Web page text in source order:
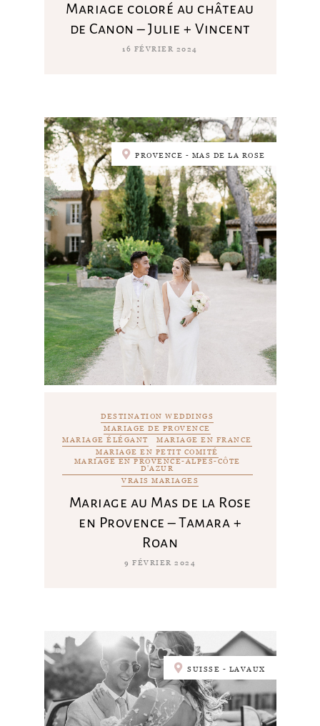
Mariage coloré au château
de Canon – Julie + Vincent
16 FÉVRIER 2024
PROVENCE - MAS DE LA ROSE
DESTINATION WEDDINGS
MARIAGE DE PROVENCE
MARIAGE ÉLÉGANT
MARIAGE EN FRANCE
MARIAGE EN PETIT COMITÉ
MARIAGE EN PROVENCE-ALPES-CÔTE
D'AZUR
VRAIS MARIAGES
Mariage au Mas de la Rose
en Provence – Tamara +
Roan
9 FÉVRIER 2024
SUISSE - LAVAUX